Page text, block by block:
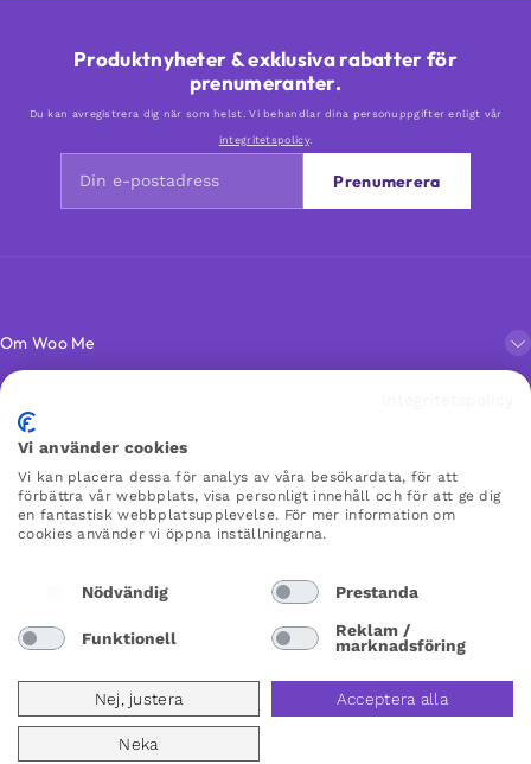
Produktnyheter & exklusiva rabatter för
prenumeranter.
Du kan avregistrera dig när som helst. Vi behandlar dina personuppgifter enligt vår
integritetspolicy.
Prenumerera
Om Woo Me
Kundservice
Favoriter
WOO ME
Vi använder cookies
Vi kan placera dessa för analys av våra besökardata, för att
förbättra vår webbplats, visa personligt innehåll och för att ge dig
en fantastisk webbplatsupplevelse. För mer information om
cookies använder vi öppna inställningarna.
Nödvändig Prestanda
Funktionell
Reklam /
marknadsföring
Nej, justera Acceptera alla
Neka